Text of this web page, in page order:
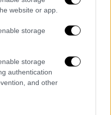
website or app.
storage
storage
authentication
and other